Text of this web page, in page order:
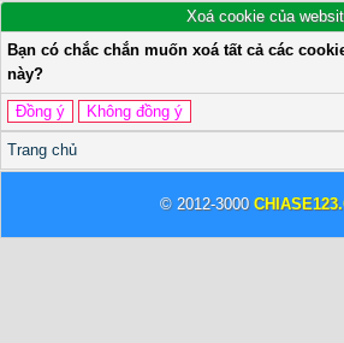
Xoá cookie của
Bạn có chắc chắn muốn xoá tất cả các
này?
Trang chủ
© 2012-3000